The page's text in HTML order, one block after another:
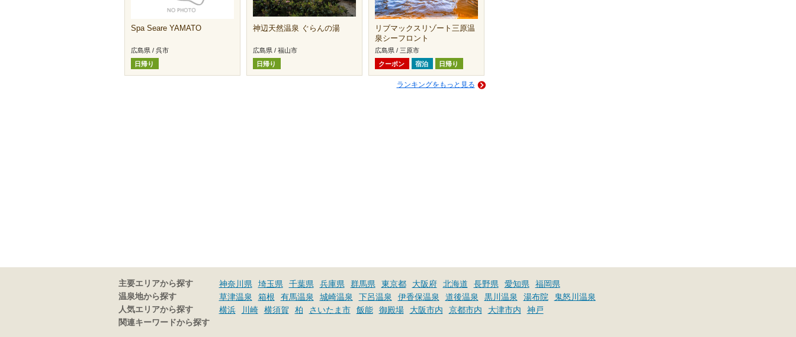
Spa Seare YAMATO
広島県 / 呉市
日帰り
神辺天然温泉 ぐらんの湯
広島県 / 福山市
日帰り
リブマックスリゾート三原温
泉シーフロント
広島県 / 三原市
クーポン
宿泊 日帰り
ランキングをもっと見る
主要エリアから探す 神奈川県 埼玉県 千葉県 兵庫県 群馬県 東京都 大阪府 北海道 長野県 愛知県 福岡県
温泉地から探す 草津温泉 箱根 有馬温泉 城崎温泉 下呂温泉 伊香保温泉 道後温泉 黒川温泉 湯布院 鬼怒川温泉
人気エリアから探す 横浜 川崎 横須賀 柏 さいたま市 飯能 御殿場 大阪市内 京都市内 大津市内 神戸
関連キーワードから探す